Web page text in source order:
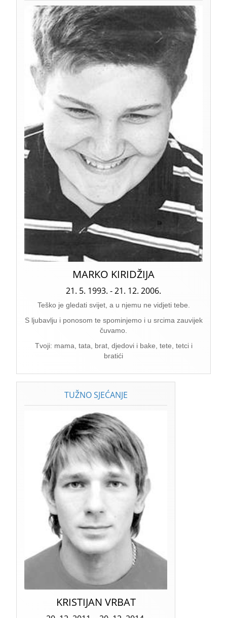
MARKO KIRIDŽIJA
21. 5. 1993. - 21. 12. 2006.
Teško je gledati svijet, a u njemu ne vidjeti tebe.
S ljubavlju i ponosom te spominjemo i u srcima zauvijek
čuvamo.
Tvoji: mama, tata, brat, djedovi i bake, tete, tetci i
bratići
TUŽNO SJEĆANJE
KRISTIJAN VRBAT